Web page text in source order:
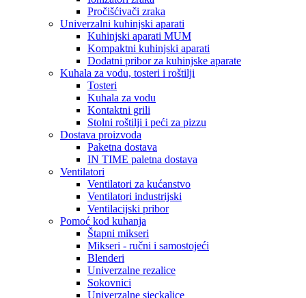
Pročišćivači zraka
Univerzalni kuhinjski aparati
Kuhinjski aparati MUM
Kompaktni kuhinjski aparati
Dodatni pribor za kuhinjske aparate
Kuhala za vodu, tosteri i roštilji
Tosteri
Kuhala za vodu
Kontaktni grili
Stolni roštilji i peći za pizzu
Dostava proizvoda
Paketna dostava
IN TIME paletna dostava
Ventilatori
Ventilatori za kućanstvo
Ventilatori industrijski
Ventilacijski pribor
Pomoć kod kuhanja
Štapni mikseri
Mikseri - ručni i samostojeći
Blenderi
Univerzalne rezalice
Sokovnici
Univerzalne sjeckalice